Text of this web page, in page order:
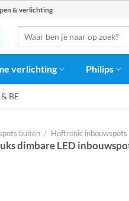
& verlichting
naar:
verlichting Philips
BE
buiten / Hoftronic inbouwspots
dimbare LED